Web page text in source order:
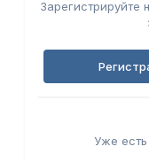
Зарегистрируйте
Уже есть